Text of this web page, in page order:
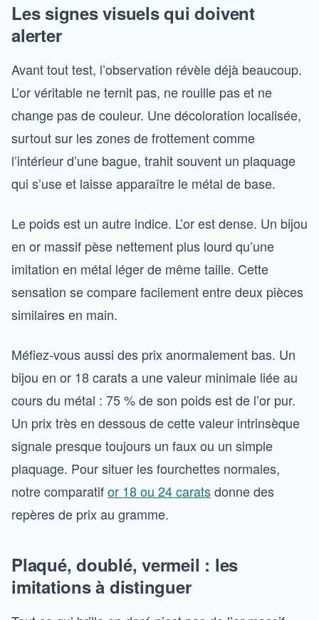
Les signes visuels qui doivent
alerter
Avant tout test, l’observation révèle déjà beaucoup.
L’or véritable ne ternit pas, ne rouille pas et ne
change pas de couleur. Une décoloration localisée,
surtout sur les zones de frottement comme
l’intérieur d’une bague, trahit souvent un plaquage
qui s’use et laisse apparaître le métal de base.
Le poids est un autre indice. L’or est dense. Un bijou
en or massif pèse nettement plus lourd qu’une
imitation en métal léger de même taille. Cette
sensation se compare facilement entre deux pièces
similaires en main.
Méfiez-vous aussi des prix anormalement bas. Un
bijou en or 18 carats a une valeur minimale liée au
cours du métal : 75 % de son poids est de l’or pur.
Un prix très en dessous de cette valeur intrinsèque
signale presque toujours un faux ou un simple
plaquage. Pour situer les fourchettes normales,
notre comparatifor 18 ou 24 caratsdonne des
repères de prix au gramme.
Plaqué, doublé, vermeil : les
imitations à distinguer